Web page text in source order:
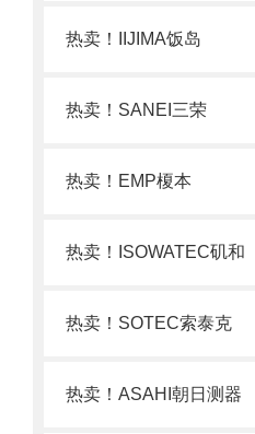
热卖！IIJIMA饭岛
热卖！SANEI三荣
热卖！EMP榎本
热卖！ISOWATEC矶和
热卖！SOTEC索泰克
热卖！ASAHI朝日测器